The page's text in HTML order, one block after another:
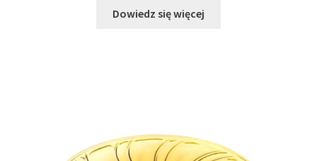
Dowiedz się więcej